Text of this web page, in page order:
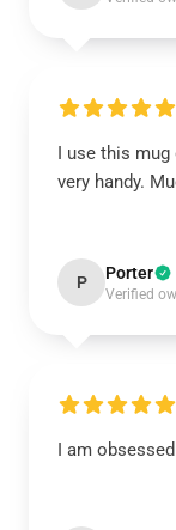
I use this mug
very handy.
P Porter
Verified
I am